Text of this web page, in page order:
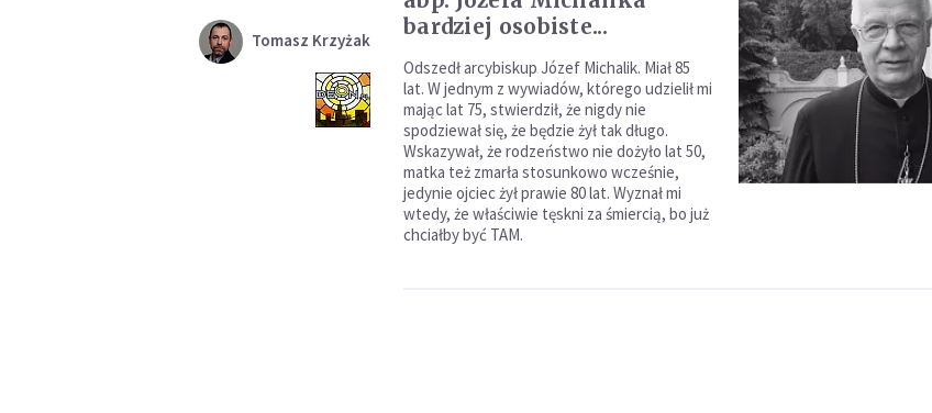
Tomasz Krzyżak
bardziej osobiste...
Odszedł arcybiskup Józef Michalik. Miał 85
lat. W jednym z wywiadów, którego udzielił mi
mając lat 75, stwierdził, że nigdy nie
spodziewał się, że będzie żył tak długo.
Wskazywał, że rodzeństwo nie dożyło lat 50,
matka też zmarła stosunkowo wcześnie,
jedynie ojciec żył prawie 80 lat. Wyznał mi
wtedy, że właściwie tęskni za śmiercią, bo już
chciałby być TAM.